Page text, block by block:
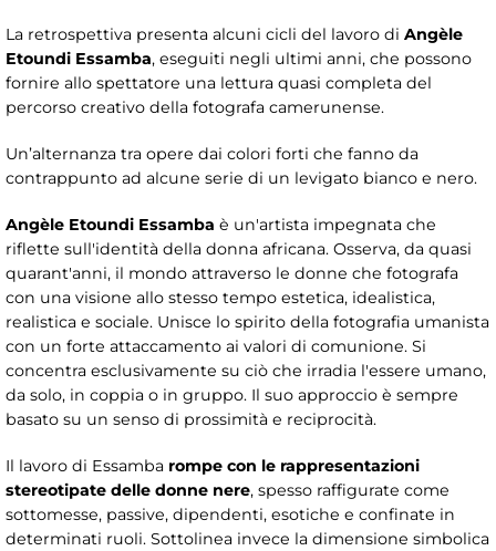
La retrospettiva presenta alcuni cicli del lavoro di Angèle
Etoundi Essamba, eseguiti negli ultimi anni, che possono
fornire allo spettatore una lettura quasi completa del
percorso creativo della fotografa camerunense.
Un’alternanza tra opere dai colori forti che fanno da
contrappunto ad alcune serie di un levigato bianco e nero.
Angèle Etoundi Essamba è un'artista impegnata che
riflette sull'identità della donna africana. Osserva, da quasi
quarant'anni, il mondo attraverso le donne che fotografa
con una visione allo stesso tempo estetica, idealistica,
realistica e sociale. Unisce lo spirito della fotografia umanista
con un forte attaccamento ai valori di comunione. Si
concentra esclusivamente su ciò che irradia l'essere umano,
da solo, in coppia o in gruppo. Il suo approccio è sempre
basato su un senso di prossimità e reciprocità.
Il lavoro di Essamba rompe con le rappresentazioni
stereotipate delle donne nere, spesso raffigurate come
sottomesse, passive, dipendenti, esotiche e confinate in
determinati ruoli. Sottolinea invece la dimensione simbolica